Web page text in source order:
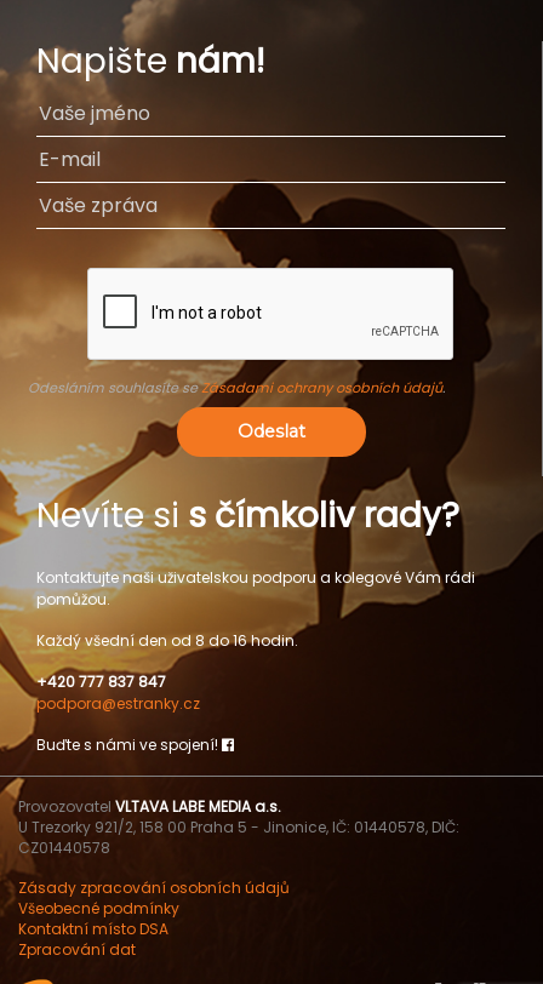
Napište nám!
Odesláním souhlasíte seZásadami ochrany osobních údajů.
Odeslat
Nevíte si s čímkoliv rady?
Kontaktujte naši uživatelskou podporu a kolegové Vám rádi
pomůžou.
Každý všední den od 8 do 16 hodin.
+420 777 837 847
podpora@estranky.cz
Buďte s námi ve spojení!
Provozovatel VLTAVA LABE MEDIA a.s.
U Trezorky 921/2, 158 00 Praha 5 - Jinonice, IČ: 01440578, DIČ:
CZ01440578
Zásady zpracování osobních údajů
Všeobecné podmínky
Kontaktní místo DSA
Zpracování dat